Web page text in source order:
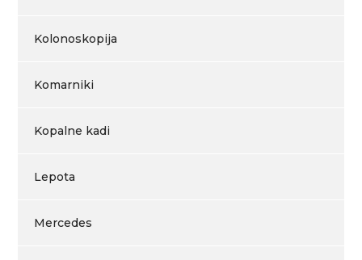
Kolonoskopija
Komarniki
Kopalne kadi
Lepota
Mercedes